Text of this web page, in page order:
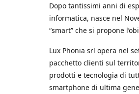
Dopo tantissimi anni di
informatica, nasce nel
“smart” che si propone
Lux Phonia srl opera nel
pacchetto clienti sul
prodotti e tecnologia di
smartphone di ultima